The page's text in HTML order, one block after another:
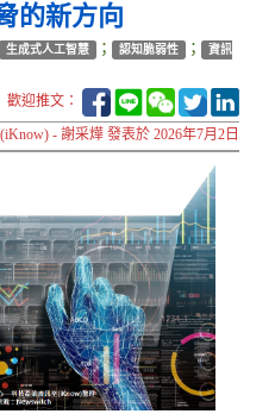
的新方向
生成式人工智慧 ； 認知脆弱性 ；
資訊
歡迎推文：
- 謝采燁 發表於 2026年7月2日